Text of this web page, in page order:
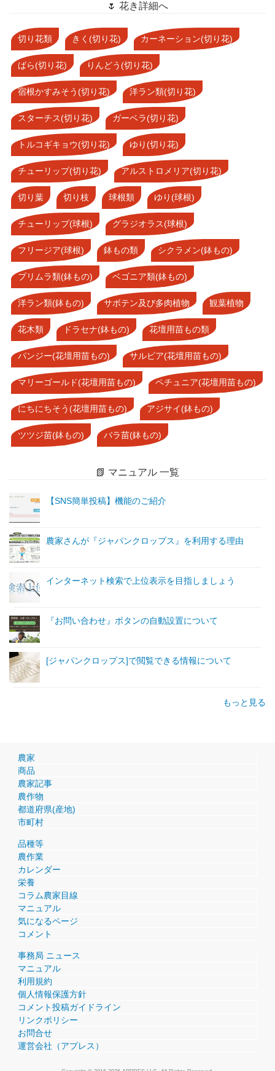
🌷 花き詳細へ
切り花類 きく(切り花) カーネーション(切り花)
ばら(切り花) りんどう(切り花)
宿根かすみそう(切り花) 洋ラン類(切り花)
スターチス(切り花) ガーベラ(切り花)
トルコギキョウ(切り花) ゆり(切り花)
チューリップ(切り花) アルストロメリア(切り花)
切り葉 切り枝 球根類 ゆり(球根)
チューリップ(球根) グラジオラス(球根)
フリージア(球根) 鉢もの類 シクラメン(鉢もの)
プリムラ類(鉢もの) ベゴニア類(鉢もの)
洋ラン類(鉢もの) サボテン及び多肉植物 観葉植物
花木類 ドラセナ(鉢もの) 花壇用苗もの類
パンジー(花壇用苗もの) サルビア(花壇用苗もの)
マリーゴールド(花壇用苗もの) ペチュニア(花壇用苗もの)
にちにちそう(花壇用苗もの) アジサイ(鉢もの)
ツツジ苗(鉢もの) バラ苗(鉢もの)
📗 マニュアル 一覧
【SNS簡単投稿】機能のご紹介
農家さんが『ジャパンクロップス』を利用する理由
インターネット検索で上位表示を目指しましょう
『お問い合わせ』ボタンの自動設置について
[ジャパンクロップス]で閲覧できる情報について
もっと見る
農家
商品
農家記事
農作物
都道府県(産地)
市町村
品種等
農作業
カレンダー
栄養
コラム農家目線
マニュアル
気になるページ
コメント
事務局 ニュース
マニュアル
利用規約
個人情報保護方針
コメント投稿ガイドライン
リンクポリシー
お問合せ
運営会社（アプレス）